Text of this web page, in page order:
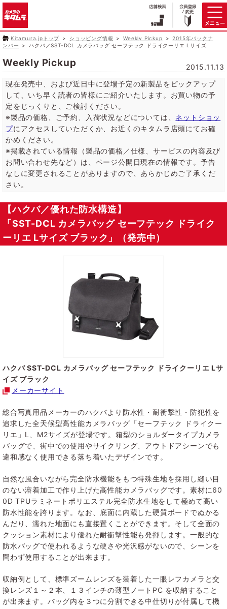
Kitamura.jpトップ ショッピング情報 Weekly Pickup
2015年バックナ
ンバー
ハクバ／SST-DCL カメラバッグ セーフテック ドライクーリエ Lサイズ
Weekly Pickup
2015.11.13
現在発売中、および近日中に登場予定の新製品をピックアップ
して、いち早く読者の皆様にご紹介いたします。お買い物の予
定をじっくりと、ご検討ください。
※製品の価格、ご予約、入荷状況などについては、 ネットショッ
プにアクセスしていただくか、お近くのキタムラ店頭にてお確
かめください。
※掲載されている情報（製品の価格／仕様、サービスの内容及び
お問い合わせ先など）は、ページ公開日現在の情報です。予告
なしに変更されることがありますので、あらかじめご了承くだ
さい。
【ハクバ／優れた防水構造】
「SST-DCL カメラバッグ セーフテック ドライク
ーリエ Lサイズ ブラック」（発売中）
ハクバ SST-DCL カメラバッグ セーフテック ドライクーリエ Lサ
イズ ブラック
メーカーサイト
総合写真用品メーカーのハクバより防水性・耐衝撃性・防犯性を
追求した全天候型高性能カメラバッグ「セーフテック ドライクー
リエ」L、M2サイズが登場です。箱型のショルダータイプカメラ
バッグで、街中での使用やサイクリング、アウトドアシーンでも
違和感なく使用できる落ち着いたデザインです。
自然な風合いながら完全防水機能をもつ特殊生地を採用し縫い目
のない溶着加工で作り上げた高性能カメラバッグです。素材に60
0D TPUラミネートポリエステル完全防水生地をして極めて高い
防水性能を誇ります。なお、底面に内蔵した硬質ボードでぬかる
んだり、濡れた地面にも直接置くことができます。そして全面の
クッション素材により優れた耐衝撃性能も発揮します。一般的な
防水バッグで使われるような硬さや光沢感がないので、シーンを
問わず使用することが出来ます。
収納例として、標準ズームレンズを装着した一眼レフカメラと交
換レンズ１～２本、１３インチの薄型ノートPC を収納すること
が出来ます。バッグ内を３つに分割できる中仕切りが付属して機